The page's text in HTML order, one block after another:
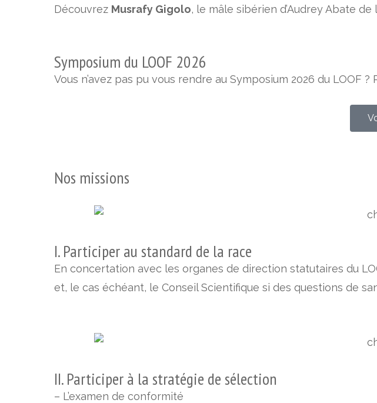
Découvrez Musrafy Gigolo, le mâle sibérien d’Audrey Abate de
Symposium du LOOF 2026
Vous n’avez pas pu vous rendre au Symposium 2026 du LOOF
Nos missions
I. Participer au standard de la race
En concertation avec les organes de direction statutaires du
et, le cas échéant, le Conseil Scientifique si des questions de
II. Participer à la stratégie de sélection
– L’examen de conformité